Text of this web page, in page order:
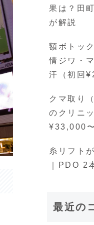
果は？田
が解説
額ボトッ
情ジワ・
汗（初回
クマ取り
のクリニ
¥33,000〜
糸リフト
｜PDO 2
最近の